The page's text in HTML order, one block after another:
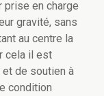
prise en charge
gravité, sans
au centre la
cela il est
et de soutien à
condition